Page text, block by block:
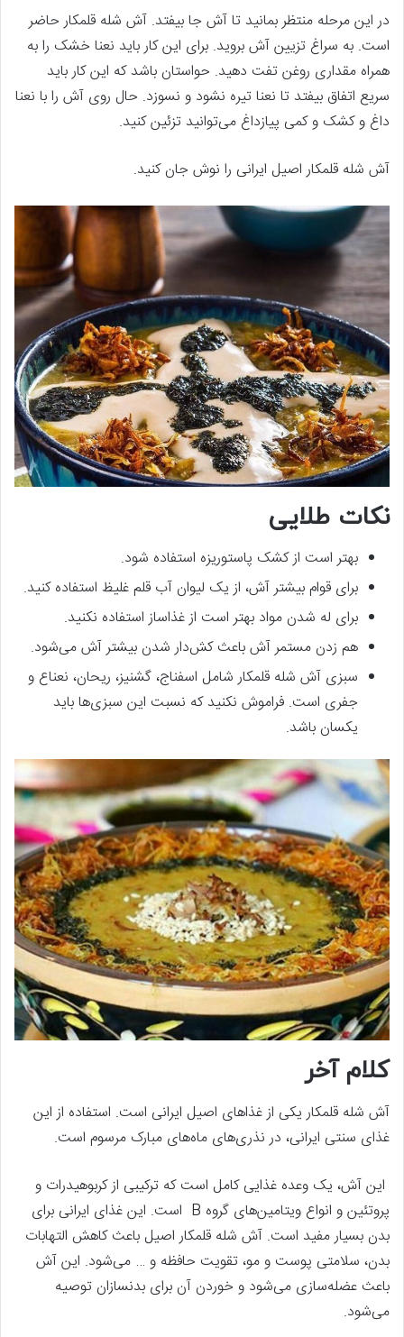
در این مرحله منتظر بمانید تا آش جا بیفتد. آش شله قلمکار حاضر
است. به سراغ تزیین آش بروید. برای این کار باید نعنا خشک را به
همراه مقداری روغن تفت دهید. حواستان باشد که این کار باید
سریع اتفاق بیفتد تا نعنا تیره نشود و نسوزد. حال روی آش را با نعنا
داغ و کشک و کمی پیازداغ می‌‌توانید تزئین کنید.
آش شله قلمکار اصیل ایرانی را نوش جان کنید.
نکات طلایی
بهتر است از کشک پاستوریزه استفاده شود.
برای قوام بیشتر آش، از یک لیوان آب قلم غلیظ استفاده کنید.
برای له شدن مواد بهتر است از غذاساز استفاده نکنید.
هم زدن مستمر آش باعث کش‌دار شدن بیشتر آش می‌‌شود.
سبزی آش شله قلمکار شامل اسفناج، گشنیز، ریحان، نعناع و
جفری است. فراموش نکنید که نسبت این سبزی‌‌ها باید
یکسان باشد.
کلام آخر
آش شله قلمکار یکی از غذاهای اصیل ایرانی است. استفاده از این
غذای سنتی ایرانی، در نذری‌‌های ماه‌‌های مبارک مرسوم است.
این آش، یک وعده غذایی کامل است که ترکیبی از کربوهیدرات و
پروتئین و انواع ویتامین‌‌های گروه B است. این غذای ایرانی برای
بدن بسیار مفید است. آش شله قلمکار اصیل باعث کاهش التهابات
بدن، سلامتی پوست و مو، تقویت حافظه و … می‌‌شود. این آش
باعث عضله‌سازی می‌‌شود و خوردن آن برای بدنسازان توصیه
می‌‌شود.